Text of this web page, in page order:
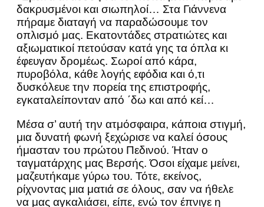
δακρυσμένοι και σιωπηλοί… Στα Γιάννενα
πήραμε διαταγή να παραδώσουμε τον
οπλισμό μας. Εκατοντάδες στρατιώτες και
αξιωματικοί πετούσαν κατά γης τα όπλα κι
έφευγαν δρομέως. Σωροί από κάρα,
πυροβόλα, κάθε λογής εφόδια και ό,τι
δυσκόλευε την πορεία της επιστροφής,
εγκαταλείπονταν από ΄δω και από κεί…
Μέσα σ’ αυτή την ατμόσφαιρα, κάποια στιγμή,
μια δυνατή φωνή ξεχώρισε να καλεί όσους
ήμασταν του πρώτου Πεδινού. Ήταν ο
ταγματάρχης μας Βερσής. Όσοι είχαμε μείνει,
μαζευτήκαμε γύρω του. Τότε, εκείνος,
ρίχνοντας μια ματιά σε όλους, σαν να ήθελε
να μας αγκαλιάσει, είπε, ενώ τον έπνιγε η